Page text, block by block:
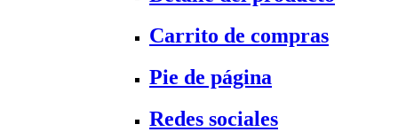
Carrito de compras
Pie de página
Redes sociales